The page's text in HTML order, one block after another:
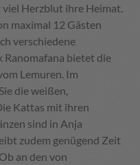
Herzblut ihre Heimat.
maximal 12 Gästen
verschiedene
bietet die
Lemuren. Im
die weißen,
Kattas mit ihren
sind in Anja
zudem genügend Zeit
an den von